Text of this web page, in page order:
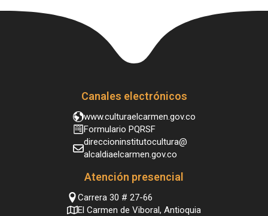
Canales electrónicos
www.culturaelcarmen.gov.co
Formulario PQRSF
direccioninstitutocultura@
alcaldiaelcarmen.gov.co
Atención presencial
Carrera 30 # 27-66
El Carmen de Viboral, Antioquia